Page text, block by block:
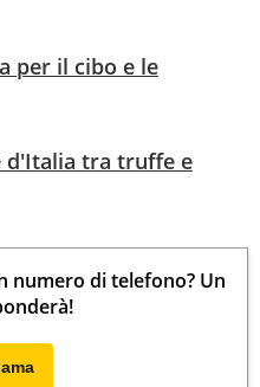
per il cibo e le
d'Italia tra truffe e
numero di telefono? Un